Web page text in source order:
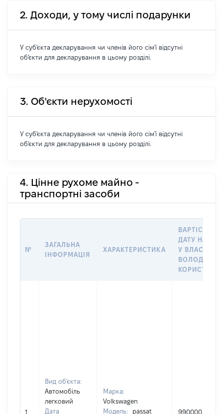
2. Доходи, у тому числі подарунки
У суб'єкта декларування чи членів його сім'ї відсутні
об'єкти для декларування в цьому розділі.
3. Об'єкти нерухомості
У суб'єкта декларування чи членів його сім'ї відсутні
об'єкти для декларування в цьому розділі.
4. Цінне рухоме майно -
транспортні засоби
№
ЗАГАЛЬНА
ІНФОРМАЦІЯ
ХАРАКТЕРИСТИКА
ВАРТІСТЬ НА
ДАТУ
У
ВОЛОДІННЯ
1
Вид об'єкта:
Автомобіль
легковий
Дата
Марка:
Volkswagen
Модель:
passat 990000